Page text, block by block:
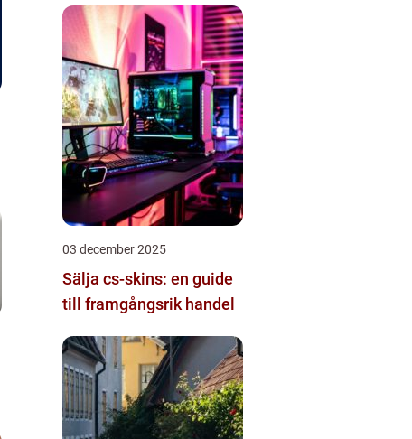
03 december 2025
Sälja cs-skins: en guide
till framgångsrik handel